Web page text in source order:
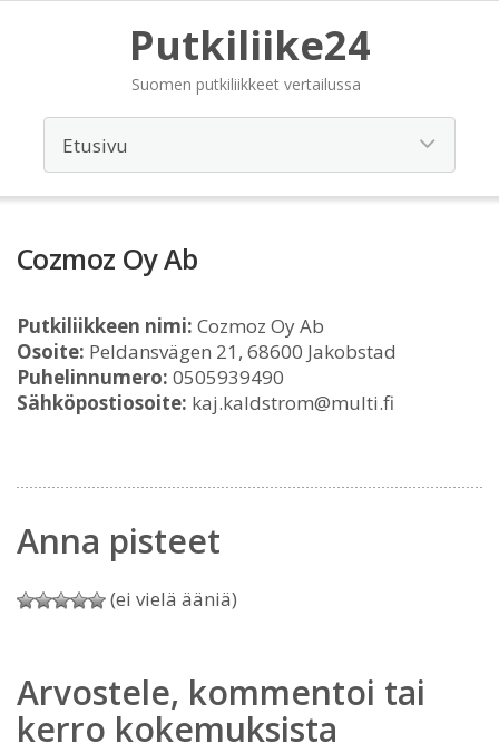
Putkiliike24
Suomen putkiliikkeet vertailussa
Cozmoz Oy Ab
Putkiliikkeen nimi: Cozmoz Oy Ab
Osoite: Peldansvägen 21, 68600 Jakobstad
Puhelinnumero: 0505939490
Sähköpostiosoite: kaj.kaldstrom@multi.fi
Anna pisteet
(ei vielä ääniä)
Arvostele, kommentoi tai
kerro kokemuksista